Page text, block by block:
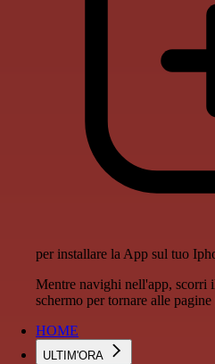
per installare la App sul tuo
Mentre navighi nell'app, scorri
schermo per tornare alle pagine
HOME
ULTIM'ORA